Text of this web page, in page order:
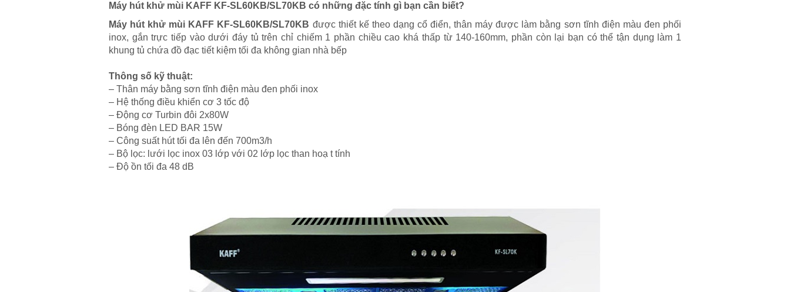
Máy hút khử mùi KAFF KF-SL60KB/SL70KB có những đặc tính gì bạn cần biết?
Máy hút khử mùi KAFF KF-SL60KB/SL70KB được thiết kế theo dạng cổ điển, thân máy được làm bằng sơn tĩnh điện màu đen phối
inox, gắn trực tiếp vào dưới đáy tủ trên chỉ chiếm 1 phần chiều cao khá thấp từ 140-160mm, phần còn lại bạn có thể tận dụng làm 1
khung tủ chứa đồ đạc tiết kiệm tối đa không gian nhà bếp
Thông số kỹ thuật:
– Thân máy bằng sơn tĩnh điện màu đen phối inox
– Hệ thống điều khiển cơ 3 tốc độ
– Động cơ Turbin đôi 2x80W
– Bóng đèn LED BAR 15W
– Công suất hút tối đa lên đến 700m3/h
– Bộ lọc: lưới lọc inox 03 lớp với 02 lớp lọc than hoạ t tính
– Độ ồn tối đa 48 dB